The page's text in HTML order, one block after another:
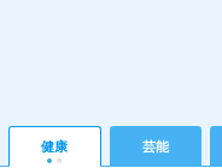
健康 芸能